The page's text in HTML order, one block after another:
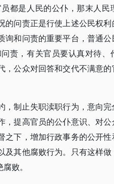
都是人民的公仆，那末人民
问责正是行使上述公民权
和问责的重要平台，普通
责，有关官员要认真对待、
公众对回答和交代不满意
制止失职渎职行为，意向
提高官员的公仆意识、对公
下，增加行政事务的公开
其他腐败行为。只有这样
败。